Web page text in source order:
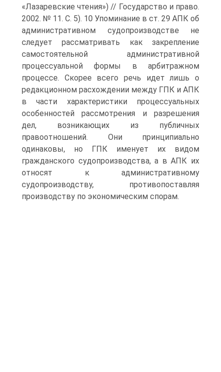
«Лазаревские чтения») // Государство и право.
2002. № 11. С. 5). 10 Упоминание в ст. 29 АПК об
административном судопроизводстве не
следует рассматривать как закрепление
самостоятельной административной
процессуальной формы в арбитражном
процессе. Скорее всего речь идет лишь о
редакционном расхождении между ГПК и АПК
в части характеристики процессуальных
особенностей рассмотрения и разрешения
дел, возникающих из публичных
правоотношений. Они принципиально
одинаковы, но ГПК именует их видом
гражданского судопроизводства, а в АПК их
относят к административному
судопроизводству, противопоставляя
производству по экономическим спорам.